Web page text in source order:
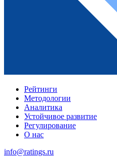
Рейтинги
Методологии
Аналитика
Устойчивое развитие
Регулирование
О нас
info@ratings.ru